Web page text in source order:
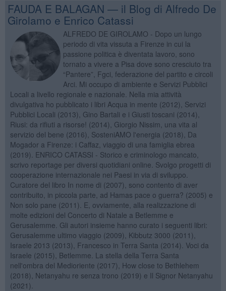
FAUDA E BALAGAN — il Blog di Alfredo De
Girolamo e Enrico Catassi
ALFREDO DE GIROLAMO - Dopo un lungo
periodo di vita vissuta a Firenze in cui la
passione politica è diventata lavoro, sono
tornato a vivere a Pisa dove sono cresciuto tra
“Pantere”, Fgci, federazione del partito e circoli
Arci. Mi occupo di ambiente e Servizi Pubblici
Locali a livello regionale e nazionale. Nella mia attività
divulgativa ho pubblicato i libri Acqua in mente (2012), Servizi
Pubblici Locali (2013), Gino Bartali e i Giusti toscani (2014),
Riusi: da rifiuti a risorse! (2014), Giorgio Nissim, una vita al
servizio del bene (2016), SosteniAMO l'energia (2018), Da
Mogador a Firenze: i Caffaz, viaggio di una famiglia ebrea
(2019). ENRICO CATASSI - Storico e criminologo mancato,
scrivo reportage per diversi quotidiani online. Svolgo progetti di
cooperazione internazionale nei Paesi in via di sviluppo.
Curatore del libro In nome di (2007), sono contento di aver
contribuito, in piccola parte, ad Hamas pace o guerra? (2005) e
Non solo pane (2011). E, ovviamente, alla realizzazione di
molte edizioni del Concerto di Natale a Betlemme e
Gerusalemme. Gli autori insieme hanno curato i seguenti libri:
Gerusalemme ultimo viaggio (2009), Kibbutz 3000 (2011),
Israele 2013 (2013), Francesco in Terra Santa (2014). Voci da
Israele (2015), Betlemme. La stella della Terra Santa
nell'ombra del Medioriente (2017), How close to Bethlehem
(2018), Netanyahu re senza trono (2019) e Il Signor Netanyahu
(2021).